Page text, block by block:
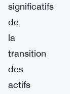
significatifs
de
la
transition
des
actifs